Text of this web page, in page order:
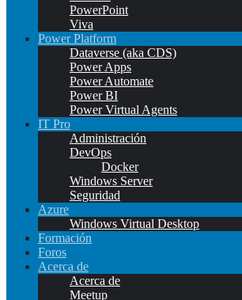
PowerPoint
Viva
Power Platform
Dataverse (aka CDS)
Power Apps
Power Automate
Power BI
Power Virtual Agents
IT Pro
Administración
DevOps
Docker
Windows Server
Seguridad
Azure
Windows Virtual Desktop
Formación
Foros
Acerca de
Acerca de
Meetup